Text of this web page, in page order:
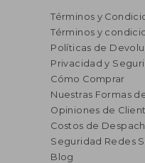
50%
dcto.
S/
S/
Términos y
Términos y
Políticas de
Privacidad y
Cómo Comprar
Nuestras Formas
Opiniones de
Costos de
Seguridad Redes
Blog